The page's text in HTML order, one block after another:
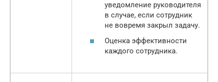
уведомление руководителя
в случае, если сотрудник
не вовремя закрыл задачу.
Оценка эффективности
каждого сотрудника.